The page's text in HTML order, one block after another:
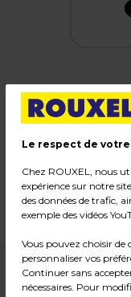
Le respect de
Chez ROUXEL, nous
expérience sur notre
des données de trafic,
exemple des vidéos
Vous pouvez choisir de
personnaliser vos
Continuer sans
nécessaires. Pour